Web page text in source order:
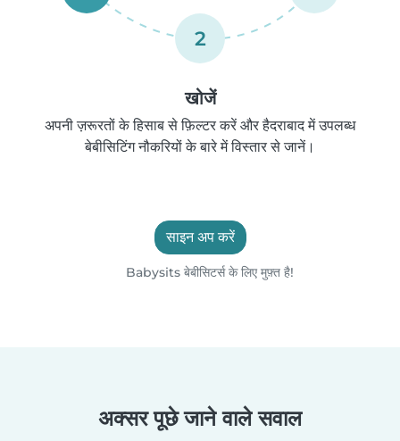
2
खोजें
अपनी ज़रूरतों के हिसाब से फ़िल्टर करें और हैदराबाद में उपलब्ध
बेबीसिटिंग नौकरियों के बारे में विस्तार से जानें।
साइन अप करें
Babysits बेबीसिटर्स के लिए मुफ़्त है!
अक्सर पूछे जाने वाले सवाल